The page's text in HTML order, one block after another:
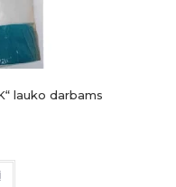
lauko darbams